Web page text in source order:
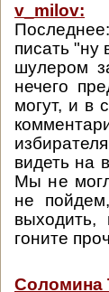
v_milov:
писать "ну
шулером
нечего
могут, и в
видеть на
Мы не
не
выходить,
гоните
Соломина